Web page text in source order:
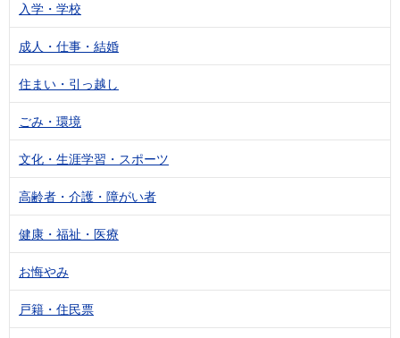
入学・学校
成人・仕事・結婚
住まい・引っ越し
ごみ・環境
文化・生涯学習・スポーツ
高齢者・介護・障がい者
健康・福祉・医療
お悔やみ
戸籍・住民票